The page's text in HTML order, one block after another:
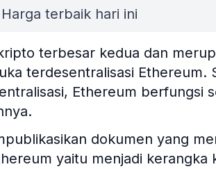
Harga terbaik hari ini
terbesar kedua dan
terdesentralisasi Ethereum.
Ethereum berfungsi
dokumen yang
yaitu menjadi kerangka